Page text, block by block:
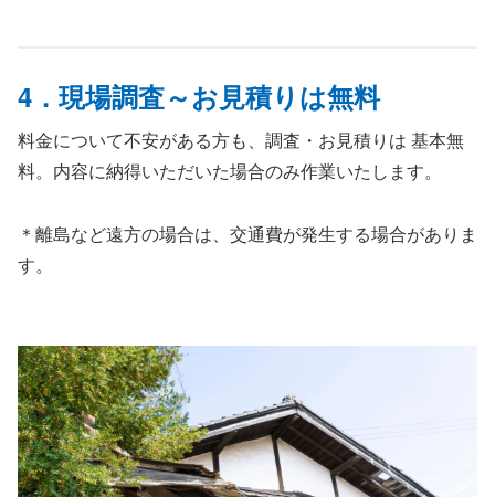
4．現場調査～お見積りは無料
料金について不安がある方も、調査・お見積りは 基本無
料。内容に納得いただいた場合のみ作業いたします。
＊離島など遠方の場合は、交通費が発生する場合がありま
す。